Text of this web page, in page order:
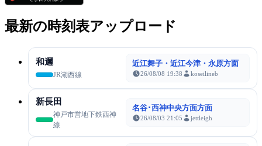
最新の時刻表アップロード
和邇
JR湖西線
近江舞子・近江今津・永原方面
26/08/08 19:38 koseilineb
新長田
神戸市営地下鉄西神
線
名谷･西神中央方面方面
26/08/03 21:05 jettleigh